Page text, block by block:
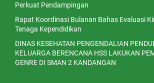
Perkuat Pendampingan
Rapat Koordinasi Bulanan Bahas Evaluasi
Tenaga Kependidikan
DINAS KESEHATAN PENGENDALIAN
KELUARGA BERENCANA HSS LAKUKAN
GENRE DI SMAN 2 KANDANGAN